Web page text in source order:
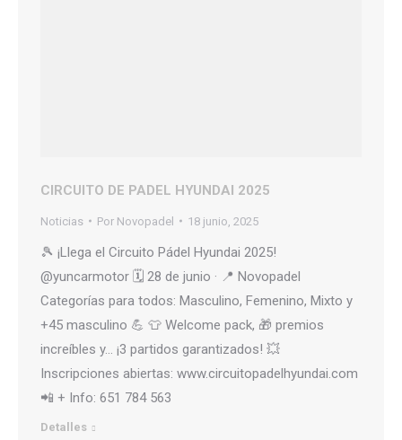
CIRCUITO DE PADEL HYUNDAI 2025
Noticias Por Novopadel 18 junio, 2025
🎾 ¡Llega el Circuito Pádel Hyundai 2025!
@yuncarmotor 🗓 28 de junio · 📍 Novopadel
Categorías para todos: Masculino, Femenino, Mixto y
+45 masculino 💪 👕 Welcome pack, 🎁 premios
increíbles y… ¡3 partidos garantizados! 💥
Inscripciones abiertas: www.circuitopadelhyundai.com
📲 + Info: 651 784 563
Detalles